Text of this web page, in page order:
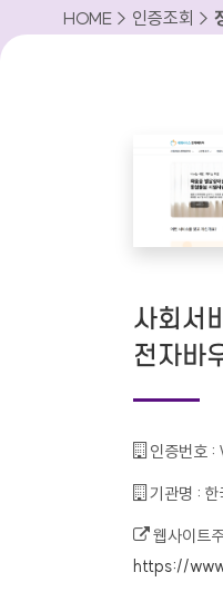
HOME > 인증조회 >
사회서
전자바
인증번호 :
기관명 : 한
웹사이트
https://